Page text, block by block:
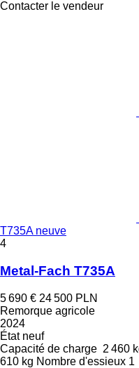
Contacter le vendeur
T735A neuve
4
Metal-Fach T735A
5 690 € 24 500 PLN
Remorque agricole
2024
Étatneuf
Capacité de charge 2 460
610 kg Nombre d'essieux 1